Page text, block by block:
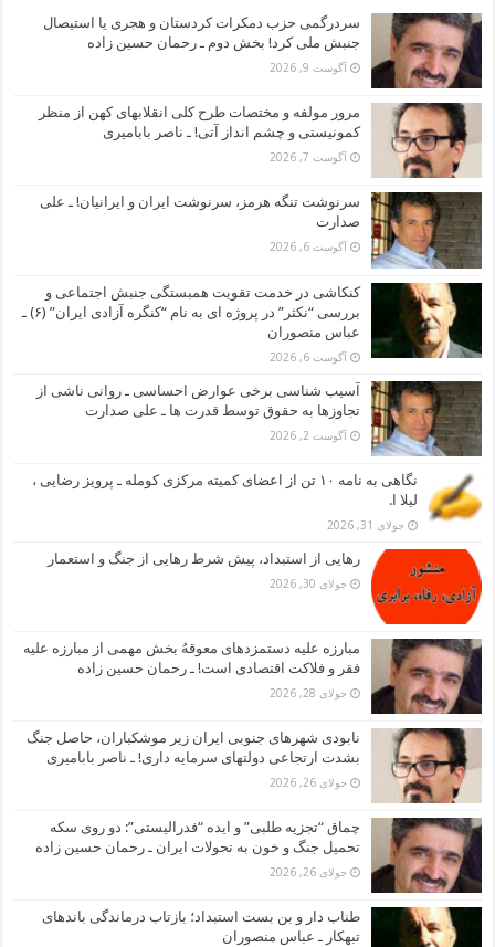
سردرگمی حزب دمکرات کردستان و هجری یا استیصال
جنبش ملی کرد! بخش دوم ـ رحمان حسین زاده
آگوست 9, 2026
مرور مولفه و مختصات طرح کلی انقلابهای کهن از منظر
کمونیستی و چشم انداز آتی! ـ ناصر بابامیری
آگوست 7, 2026
سرنوشت تنگه هرمز، سرنوشت ایران و ایرانیان! ـ علی
صدارت
آگوست 6, 2026
کنکاشی در خدمت تقویت همبستگی جنبش اجتماعی و
بررسی “نکثر” در پروژه ای به نام “کنگره آزادی ایران” (۶) ـ
عباس منصوران
آگوست 6, 2026
آسیب شناسی برخی عوارض احساسی ـ روانی ناشی از
تجاوزها به حقوق توسط قدرت ها ـ علی صدارت
آگوست 2, 2026
نگاهی به نامه ۱۰ تن از اعضای کمیته مرکزی کومله ـ پرویز رضایی ،
لیلا ا.
جولای 31, 2026
رهایی از استبداد، پیش شرط رهایی از جنگ و استعمار
جولای 30, 2026
مبارزه علیه دستمزدهای معوقهُ بخش مهمی از مبارزه علیه
فقر و فلاکت اقتصادی است! ـ رحمان حسین زاده
جولای 28, 2026
نابودی شهرهای جنوبی ایران زیر موشکباران، حاصل جنگ
بشدت ارتجاعی دولتهای سرمایه داری! ـ ناصر بابامیری
جولای 26, 2026
چماق “تجزیه طلبی” و ایده “فدرالیستی”: دو روی سکه
تحمیل جنگ و خون به تحولات ایران ـ رحمان حسین زاده
جولای 26, 2026
طناب دار و بن بست استبداد؛ بازتاب درماندگی باندهای
تبهکار ـ عباس منصوران